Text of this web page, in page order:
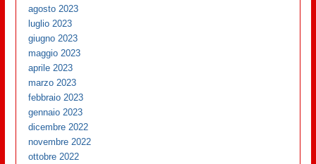
agosto 2023
luglio 2023
giugno 2023
maggio 2023
aprile 2023
marzo 2023
febbraio 2023
gennaio 2023
dicembre 2022
novembre 2022
ottobre 2022